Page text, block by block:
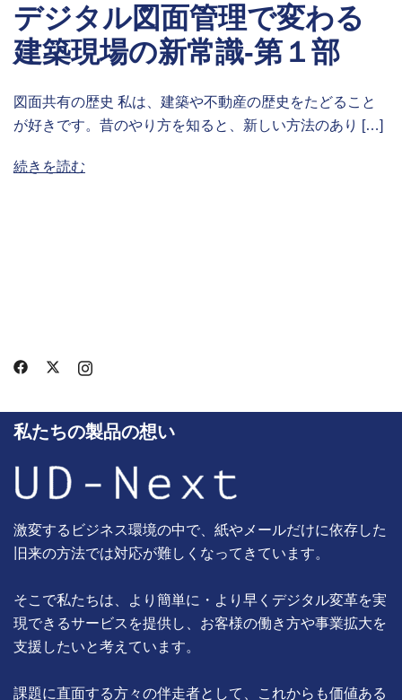
デジタル図面管理で変わる
建築現場の新常識-第１部
図面共有の歴史 私は、建築や不動産の歴史をたどること
が好きです。昔のやり方を知ると、新しい方法のあり […]
続きを読む
私たちの製品の想い
激変するビジネス環境の中で、紙やメールだけに依存した
旧来の方法では対応が難しくなってきています。
そこで私たちは、より簡単に・より早くデジタル変革を実
現できるサービスを提供し、お客様の働き方や事業拡大を
支援したいと考えています。
課題に直面する方々の伴走者として、これからも価値ある